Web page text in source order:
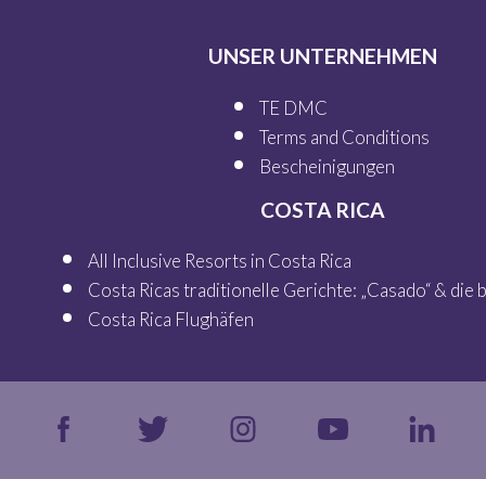
UNSER UNTERNEHMEN
TE DMC
Terms and Conditions
Bescheinigungen
COSTA RICA
All Inclusive Resorts in Costa Rica
Costa Ricas traditionelle Gerichte: „Casado“ & die
Costa Rica Flughäfen